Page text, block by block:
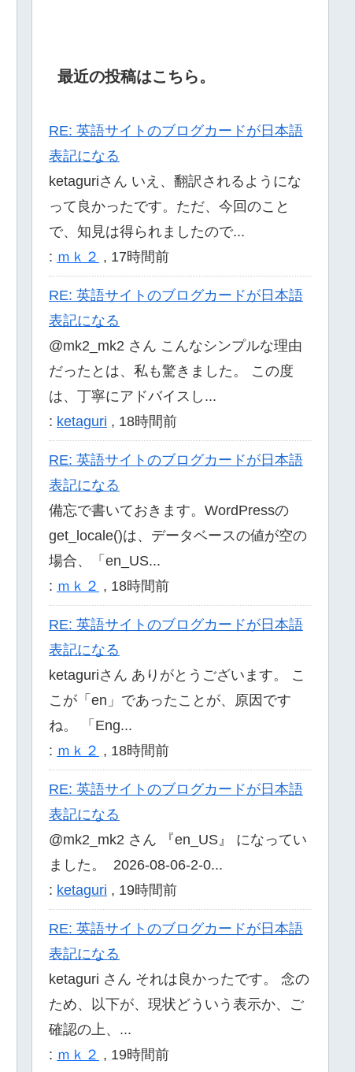
最近の投稿はこちら。
RE: 英語サイトのブログカードが日本語
表記になる
ketaguriさん いえ、翻訳されるようにな
って良かったです。ただ、今回のこと
で、知見は得られましたので...
: ｍｋ２ , 17時間前
RE: 英語サイトのブログカードが日本語
表記になる
@mk2_mk2 さん こんなシンプルな理由
だったとは、私も驚きました。 この度
は、丁寧にアドバイスし...
: ketaguri , 18時間前
RE: 英語サイトのブログカードが日本語
表記になる
備忘で書いておきます。WordPressの
get_locale()は、データベースの値が空の
場合、「en_US...
: ｍｋ２ , 18時間前
RE: 英語サイトのブログカードが日本語
表記になる
ketaguriさん ありがとうございます。 こ
こが「en」であったことが、原因です
ね。 「Eng...
: ｍｋ２ , 18時間前
RE: 英語サイトのブログカードが日本語
表記になる
@mk2_mk2 さん 『en_US』 になってい
ました。 2026-08-06-2-0...
: ketaguri , 19時間前
RE: 英語サイトのブログカードが日本語
表記になる
ketaguri さん それは良かったです。 念の
ため、以下が、現状どういう表示か、ご
確認の上、...
: ｍｋ２ , 19時間前